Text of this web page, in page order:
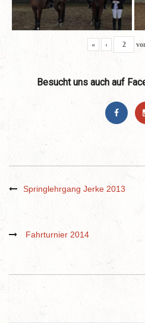
« ‹
Besucht uns auch auf
Springlehrgang Jerke 2013
Fahrturnier 2014